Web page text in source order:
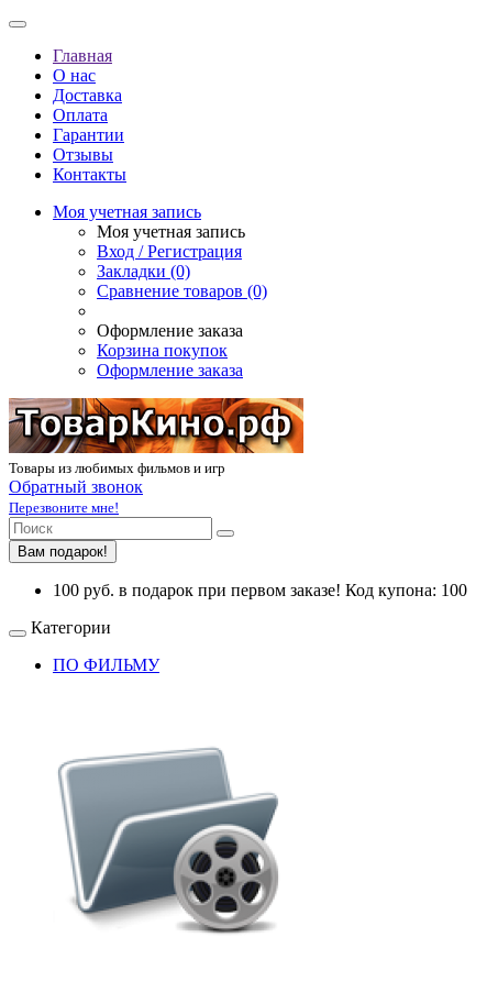
Главная
О нас
Доставка
Оплата
Гарантии
Отзывы
Контакты
Моя учетная запись
Моя учетная запись
Вход / Регистрация
Закладки (0)
Сравнение товаров (0)
Оформление заказа
Корзина покупок
Оформление заказа
Товары из любимых фильмов и игр
Обратный звонок
Перезвоните мне!
Вам подарок!
100 руб. в подарок при первом заказе! Код купона: 100
Категории
ПО ФИЛЬМУ